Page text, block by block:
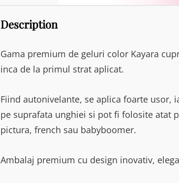
Description
Gama premium de geluri color Kayara
inca de la primul strat aplicat.
Fiind autonivelante, se aplica foarte usor,
pe suprafata unghiei si pot fi folosite atat
pictura, french sau babyboomer.
Ambalaj premium cu design inovativ,